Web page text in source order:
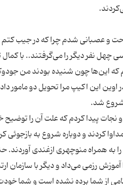
و عصبانی شدم چرا که در جیب
چهل نفر دیگر را می‌گرفتند.. با
این‌ها چون شنیده بودند من
این اکیپ مرا تحویل دو مامور
و نجات پیدا کردم که علت آن را
کردند و دوباره شروع به بازجوئی
همراه منوچهری ازغندی آوردند.
رزمی می‌داد و دیگر با سازمان
از شما برده نشده است و شما